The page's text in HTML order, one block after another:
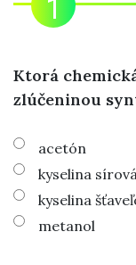
Ktorá
zlúčeninou
acetón
kyselina sírová
kyselina
metanol